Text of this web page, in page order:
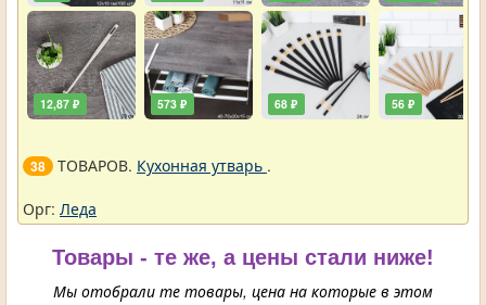
12,87 ₽ 573 ₽ 68 ₽ 56 ₽
38 ТОВАРОВ. Кухонная утварь .
Орг: Леда
Товары - те же, а цены стали ниже!
Мы отобрали те товары, цена на которые в этом